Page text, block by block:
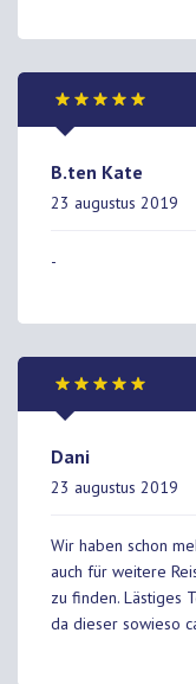
B.ten Kate
23 augustus 2019
-
Dani
23 augustus 2019
Wir haben schon
auch für weitere
zu finden. Lästiges
da dieser sowieso